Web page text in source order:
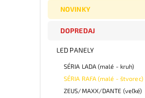
NOVINKY
DOPREDAJ
LED PANELY
SÉRIA LADA (malé - kruh)
SÉRIA RAFA (malé - štvorec)
ZEUS/MAXX/DANTE (veľké)